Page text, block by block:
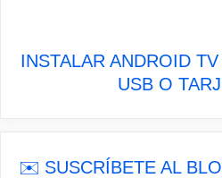
INSTALAR ANDROID
USB O
✉️ SUSCRÍBETE AL